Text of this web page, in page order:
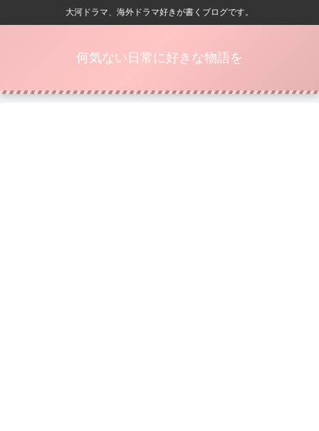
大河ドラマ、海外ドラマ好きが書くブログです。
何気ない日常に好きな物語を